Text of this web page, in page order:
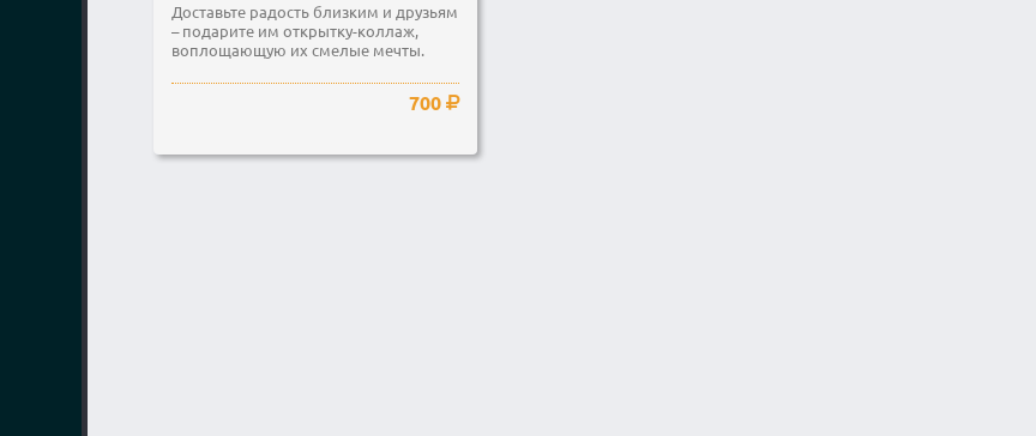
Доставьте радость близким и друзьям
– подарите им открытку-коллаж,
воплощающую их смелые мечты.
700